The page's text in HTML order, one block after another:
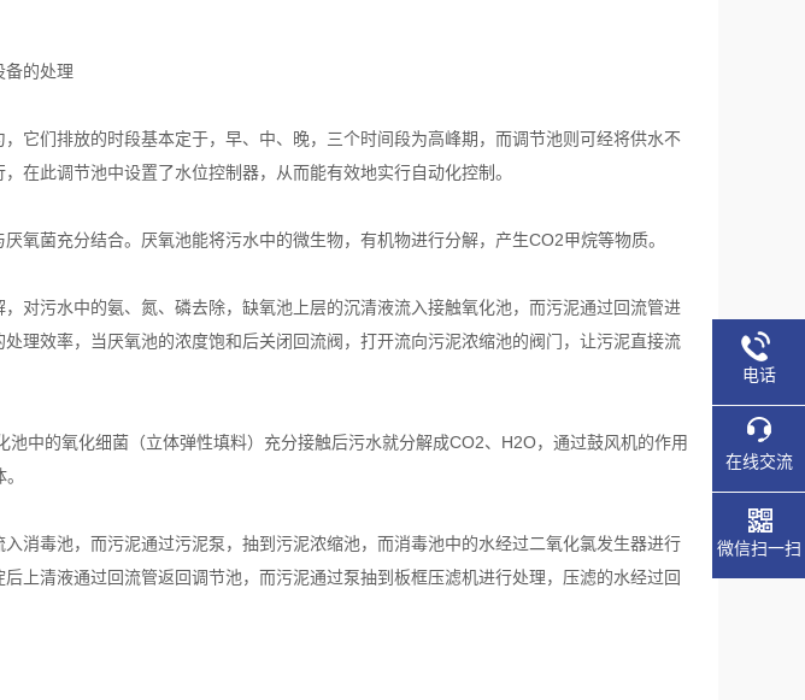
备的处理
它们排放的时段基本定于，早、中、晚，三个时间段为高峰期，而调节池则可经将供水不
在此调节池中设置了水位控制器，从而能有效地实行自动化控制。
氧菌充分结合。厌氧池能将污水中的微生物，有机物进行分解，产生CO2甲烷等物质。
对污水中的氨、氮、磷去除，缺氧池上层的沉清液流入接触氧化池，而污泥通过回流管进
理效率，当厌氧池的浓度饱和后关闭回流阀，打开流向污泥浓缩池的阀门，让污泥直接流
中的氧化细菌（立体弹性填料）充分接触后污水就分解成CO2、H2O，通过鼓风机的作用
消毒池，而污泥通过污泥泵，抽到污泥浓缩池，而消毒池中的水经过二氧化氯发生器进行
上清液通过回流管返回调节池，而污泥通过泵抽到板框压滤机进行处理，压滤的水经过回
电话
在线交流
微信扫一扫